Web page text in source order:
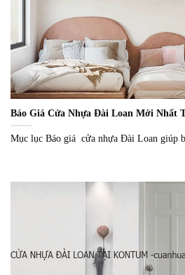
Báo Giá Cửa Nhựa Đài Loan Mới Nhất
Mục lục Báo giá cửa nhựa Đài Loan giúp